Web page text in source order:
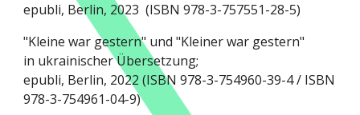
epubli, Berlin, 2023 (ISBN 978-3-757551-28-5)
"Kleine war gestern" und "Kleiner war gestern"
in ukrainischer Übersetzung;
epubli, Berlin, 2022 (ISBN 978-3-754960-39-4 / ISBN
978-3-754961-04-9)